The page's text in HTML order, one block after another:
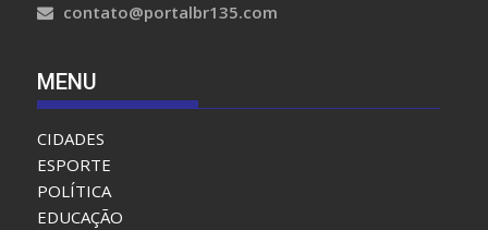
contato@portalbr135.com
MENU
CIDADES
ESPORTE
POLÍTICA
EDUCAÇÃO